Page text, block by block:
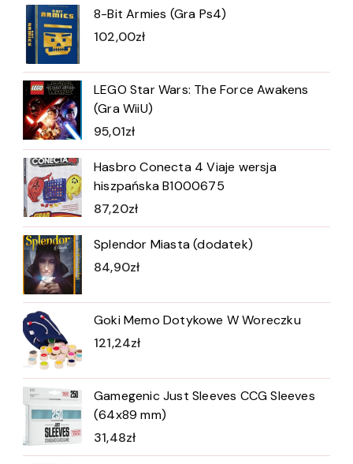
8-Bit Armies (Gra Ps4)
102,00zł
LEGO Star Wars: The Force Awakens
(Gra WiiU)
95,01zł
Hasbro Conecta 4 Viaje wersja
hiszpańska B1000675
87,20zł
Splendor Miasta (dodatek)
84,90zł
Goki Memo Dotykowe W Woreczku
121,24zł
Gamegenic Just Sleeves CCG Sleeves
(64x89 mm)
31,48zł